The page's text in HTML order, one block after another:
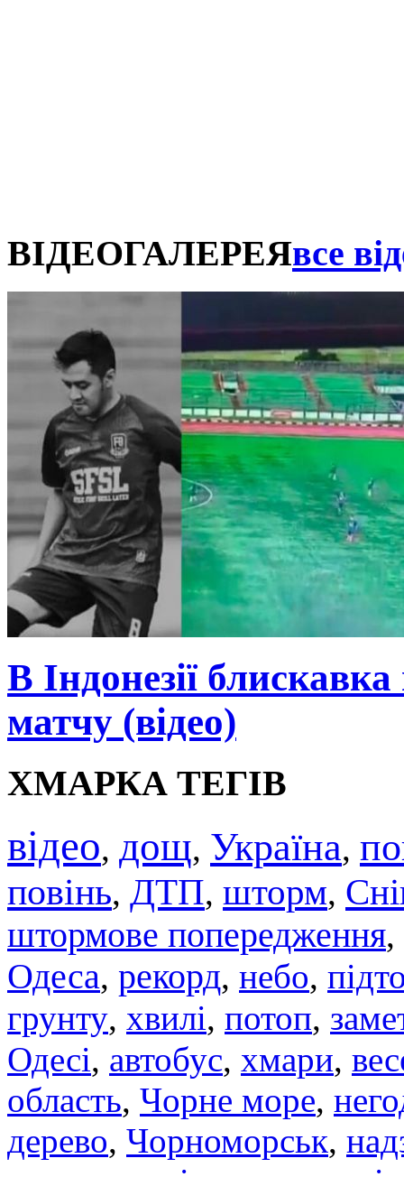
ВІДЕОГАЛЕРЕЯвсе
В Індонезії
матчу (відео)
ХМАРКА ТЕГІВ
відео, дощ, Україна,
повінь, ДТП, шторм,
штормове попередження,
Одеса, рекорд, небо,
грунту, хвилі, потоп,
Одесі, автобус, хмари,
область, Чорне море,
дерево, Чорноморськ,